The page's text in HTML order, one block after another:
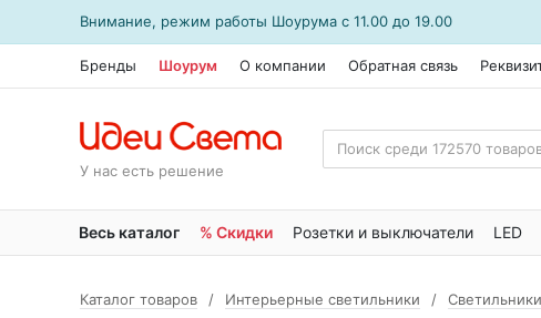
Внимание, режим работы Шоурума с 11.00 до 19.00
Бренды Шоурум О компании Обратная связь
У нас есть решение
Весь каталог % Скидки Розетки и выключатели LED
Каталог товаров Интерьерные светильники Светильники